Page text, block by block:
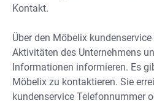
Kontakt.
Über den Möbelix
Aktivitäten des Unternehmens
Informationen informieren. Es
Möbelix zu kontaktieren. Sie
kundenservice Telefonnummer